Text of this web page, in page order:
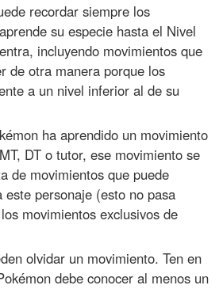
recordar siempre los
su especie hasta el Nivel
incluyendo movimientos que
de otra manera porque los
a un nivel inferior al de su
ha aprendido un movimiento
DT o tutor, ese movimiento se
de movimientos que puede
este personaje (esto no pasa
movimientos exclusivos de
olvidar un movimiento. Ten en
debe conocer al menos un